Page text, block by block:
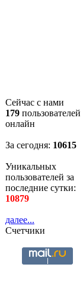
Сейчас с нами
179 пользователей
онлайн
За сегодня: 10616
Уникальных
пользователей за
последние сутки:
10879
далее...
Счетчики